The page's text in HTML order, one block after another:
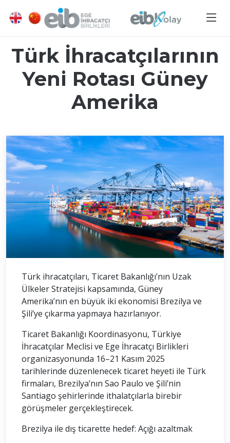
Türk İhracatçılarının
Yeni Rotası Güney
Amerika
Türk ihracatçıları, Ticaret Bakanlığı’nın Uzak
Ülkeler Stratejisi kapsamında, Güney
Amerika’nın en büyük iki ekonomisi Brezilya ve
Şili’ye çıkarma yapmaya hazırlanıyor.
Ticaret Bakanlığı Koordinasyonu, Türkiye
İhracatçılar Meclisi ve Ege İhracatçı Birlikleri
organizasyonunda 16–21 Kasım 2025
tarihlerinde düzenlenecek ticaret heyeti ile Türk
firmaları, Brezilya’nın Sao Paulo ve Şili’nin
Santiago şehirlerinde ithalatçılarla birebir
görüşmeler gerçekleştirecek.
Brezilya ile dış ticarette hedef: Açığı azaltmak